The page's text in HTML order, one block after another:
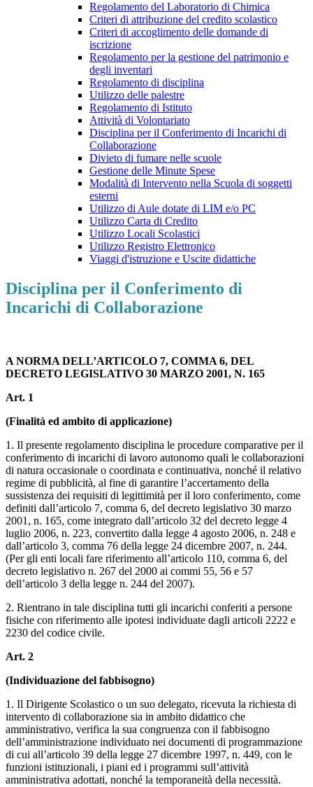
Regolamento del Laboratorio di Chimica
Criteri di attribuzione del credito scolastico
Criteri di accoglimento delle domande di
iscrizione
Regolamento per la gestione del patrimonio e
degli inventari
Regolamento di disciplina
Utilizzo delle palestre
Regolamento di Istituto
Attività di Volontariato
Disciplina per il Conferimento di Incarichi di
Collaborazione
Divieto di fumare nelle scuole
Gestione delle Minute Spese
Modalità di Intervento nella Scuola di soggetti
esterni
Utilizzo di Aule dotate di LIM e/o PC
Utilizzo Carta di Credito
Utilizzo Locali Scolastici
Utilizzo Registro Elettronico
Viaggi d'istruzione e Uscite didattiche
Disciplina per il Conferimento di
Incarichi di Collaborazione
A NORMA DELL’ARTICOLO 7, COMMA 6, DEL
DECRETO LEGISLATIVO 30 MARZO 2001, N. 165
Art. 1
(Finalità ed ambito di applicazione)
1. Il presente regolamento disciplina le procedure comparative per il
conferimento di incarichi di lavoro autonomo quali le collaborazioni
di natura occasionale o coordinata e continuativa, nonché il relativo
regime di pubblicità, al fine di garantire l’accertamento della
sussistenza dei requisiti di legittimità per il loro conferimento, come
definiti dall’articolo 7, comma 6, del decreto legislativo 30 marzo
2001, n. 165, come integrato dall’articolo 32 del decreto legge 4
luglio 2006, n. 223, convertito dalla legge 4 agosto 2006, n. 248 e
dall’articolo 3, comma 76 della legge 24 dicembre 2007, n. 244.
(Per gli enti locali fare riferimento all’articolo 110, comma 6, del
decreto legislativo n. 267 del 2000 ai commi 55, 56 e 57
dell’articolo 3 della legge n. 244 del 2007).
2. Rientrano in tale disciplina tutti gli incarichi conferiti a persone
fisiche con riferimento alle ipotesi individuate dagli articoli 2222 e
2230 del codice civile.
Art. 2
(Individuazione del fabbisogno)
1. Il Dirigente Scolastico o un suo delegato, ricevuta la richiesta di
intervento di collaborazione sia in ambito didattico che
amministrativo, verifica la sua congruenza con il fabbisogno
dell’amministrazione individuato nei documenti di programmazione
di cui all’articolo 39 della legge 27 dicembre 1997, n. 449, con le
funzioni istituzionali, i piani ed i programmi sull’attività
amministrativa adottati, nonché la temporaneità della necessità.